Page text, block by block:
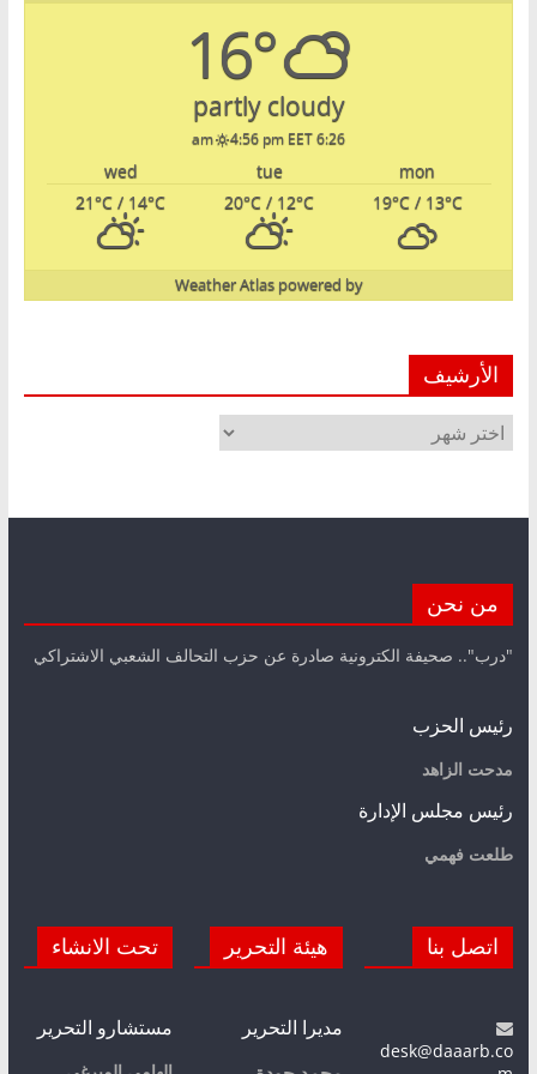
16°
partly cloudy
6:26 am
4:56 pm EET
mon
tue
wed
19°C/ 13°C
20°C / 12°C
21°C / 14°C
powered by
Weather Atlas
الأرشيف
الأرشيف
من نحن
"درب".. صحيفة الكترونية صادرة عن حزب التحالف الشعبي الاشتراكي
رئيس الحزب
مدحت الزاهد
رئيس مجلس الإدارة
طلعت فهمي
اتصل بنا
desk@daaarb.co
هيئة التحرير
مديرا التحرير
تحت الانشاء
مستشارو التحرير